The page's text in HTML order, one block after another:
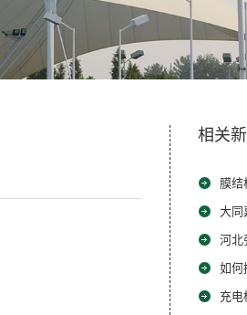
相关
膜
大同
河北
如何
充电